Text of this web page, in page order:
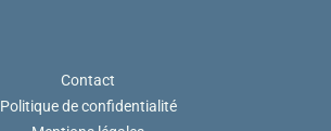
Contact
Politique de confidentialité